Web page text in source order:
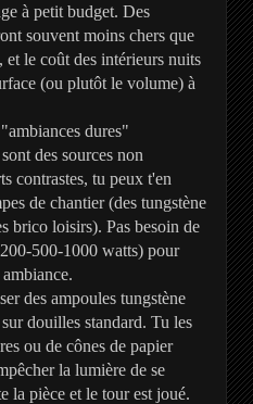
à petit budget. Des
souvent moins chers que
et le coût des intérieurs nuits
(ou plutôt le volume) à
dures"
des sources non
contrastes, tu peux t'en
de chantier (des tungstène
brico loisirs). Pas besoin de
500-1000 watts) pour
des ampoules tungstène
douilles standard. Tu les
ou de cônes de papier
la lumière de se
la pièce et le tour est joué.